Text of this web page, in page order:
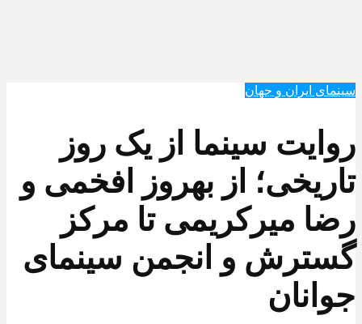
سینمای ایران و جهان
روایت سینما از یک روز
تاریخی؛ از بهروز افخمی و
رضا میرکریمی تا مرکز
گسترش و انجمن سینمای
جوانان